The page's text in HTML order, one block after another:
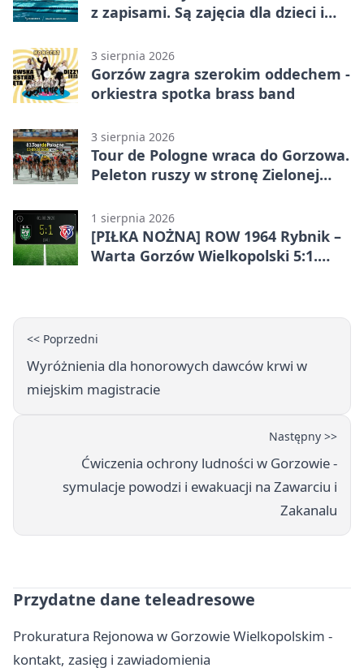
z zapisami. Są zajęcia dla dzieci i
3 sierpnia 2026
Gorzów zagra szerokim oddechem -
orkiestra spotka brass band
3 sierpnia 2026
Tour de Pologne wraca do Gorzowa.
Peleton ruszy w stronę Zielonej
1 sierpnia 2026
[PIŁKA NOŻNA] ROW 1964 Rybnik –
Warta Gorzów Wielkopolski 5:1.
<< Poprzedni
Wyróżnienia dla honorowych dawców krwi w
miejskim magistracie
Następny >>
Ćwiczenia ochrony ludności w Gorzowie -
symulacje powodzi i ewakuacji na Zawarciu i
Zakanalu
Przydatne dane teleadresowe
Prokuratura Rejonowa w Gorzowie Wielkopolskim -
kontakt, zasięg i zawiadomienia